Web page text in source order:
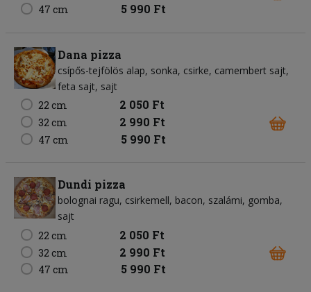
47 cm 5 990 Ft
Dana pizza
csípős-tejfölös alap sonka csirke camembert sajt
feta sajt sajt
22 cm
2 050 Ft
32 cm 2 990 Ft
47 cm 5 990 Ft
Dundi pizza
bolognai ragu csirkemell bacon szalámi gomba
sajt
22 cm
2 050 Ft
32 cm 2 990 Ft
47 cm 5 990 Ft